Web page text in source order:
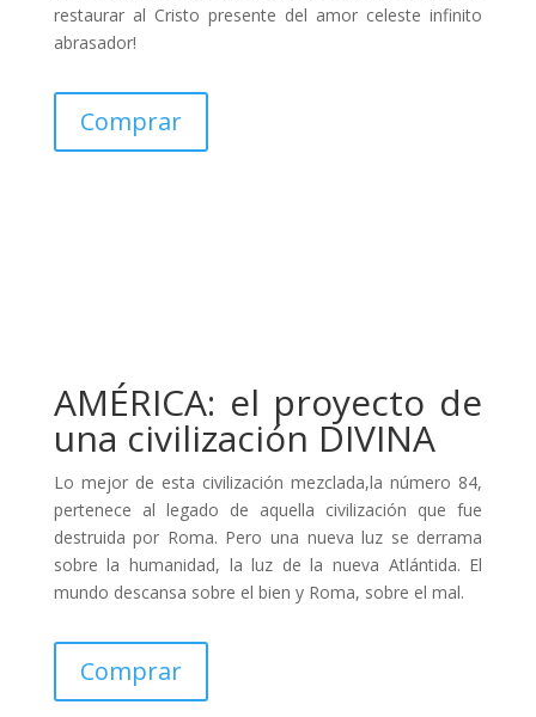
restaurar al Cristo presente del amor celeste infinito
abrasador!
Comprar
AMÉRICA: el proyecto de
una civilización DIVINA
Lo mejor de esta civilización mezclada,la número 84,
pertenece al legado de aquella civilización que fue
destruida por Roma. Pero una nueva luz se derrama
sobre la humanidad, la luz de la nueva Atlántida. El
mundo descansa sobre el bien y Roma, sobre el mal.
Comprar